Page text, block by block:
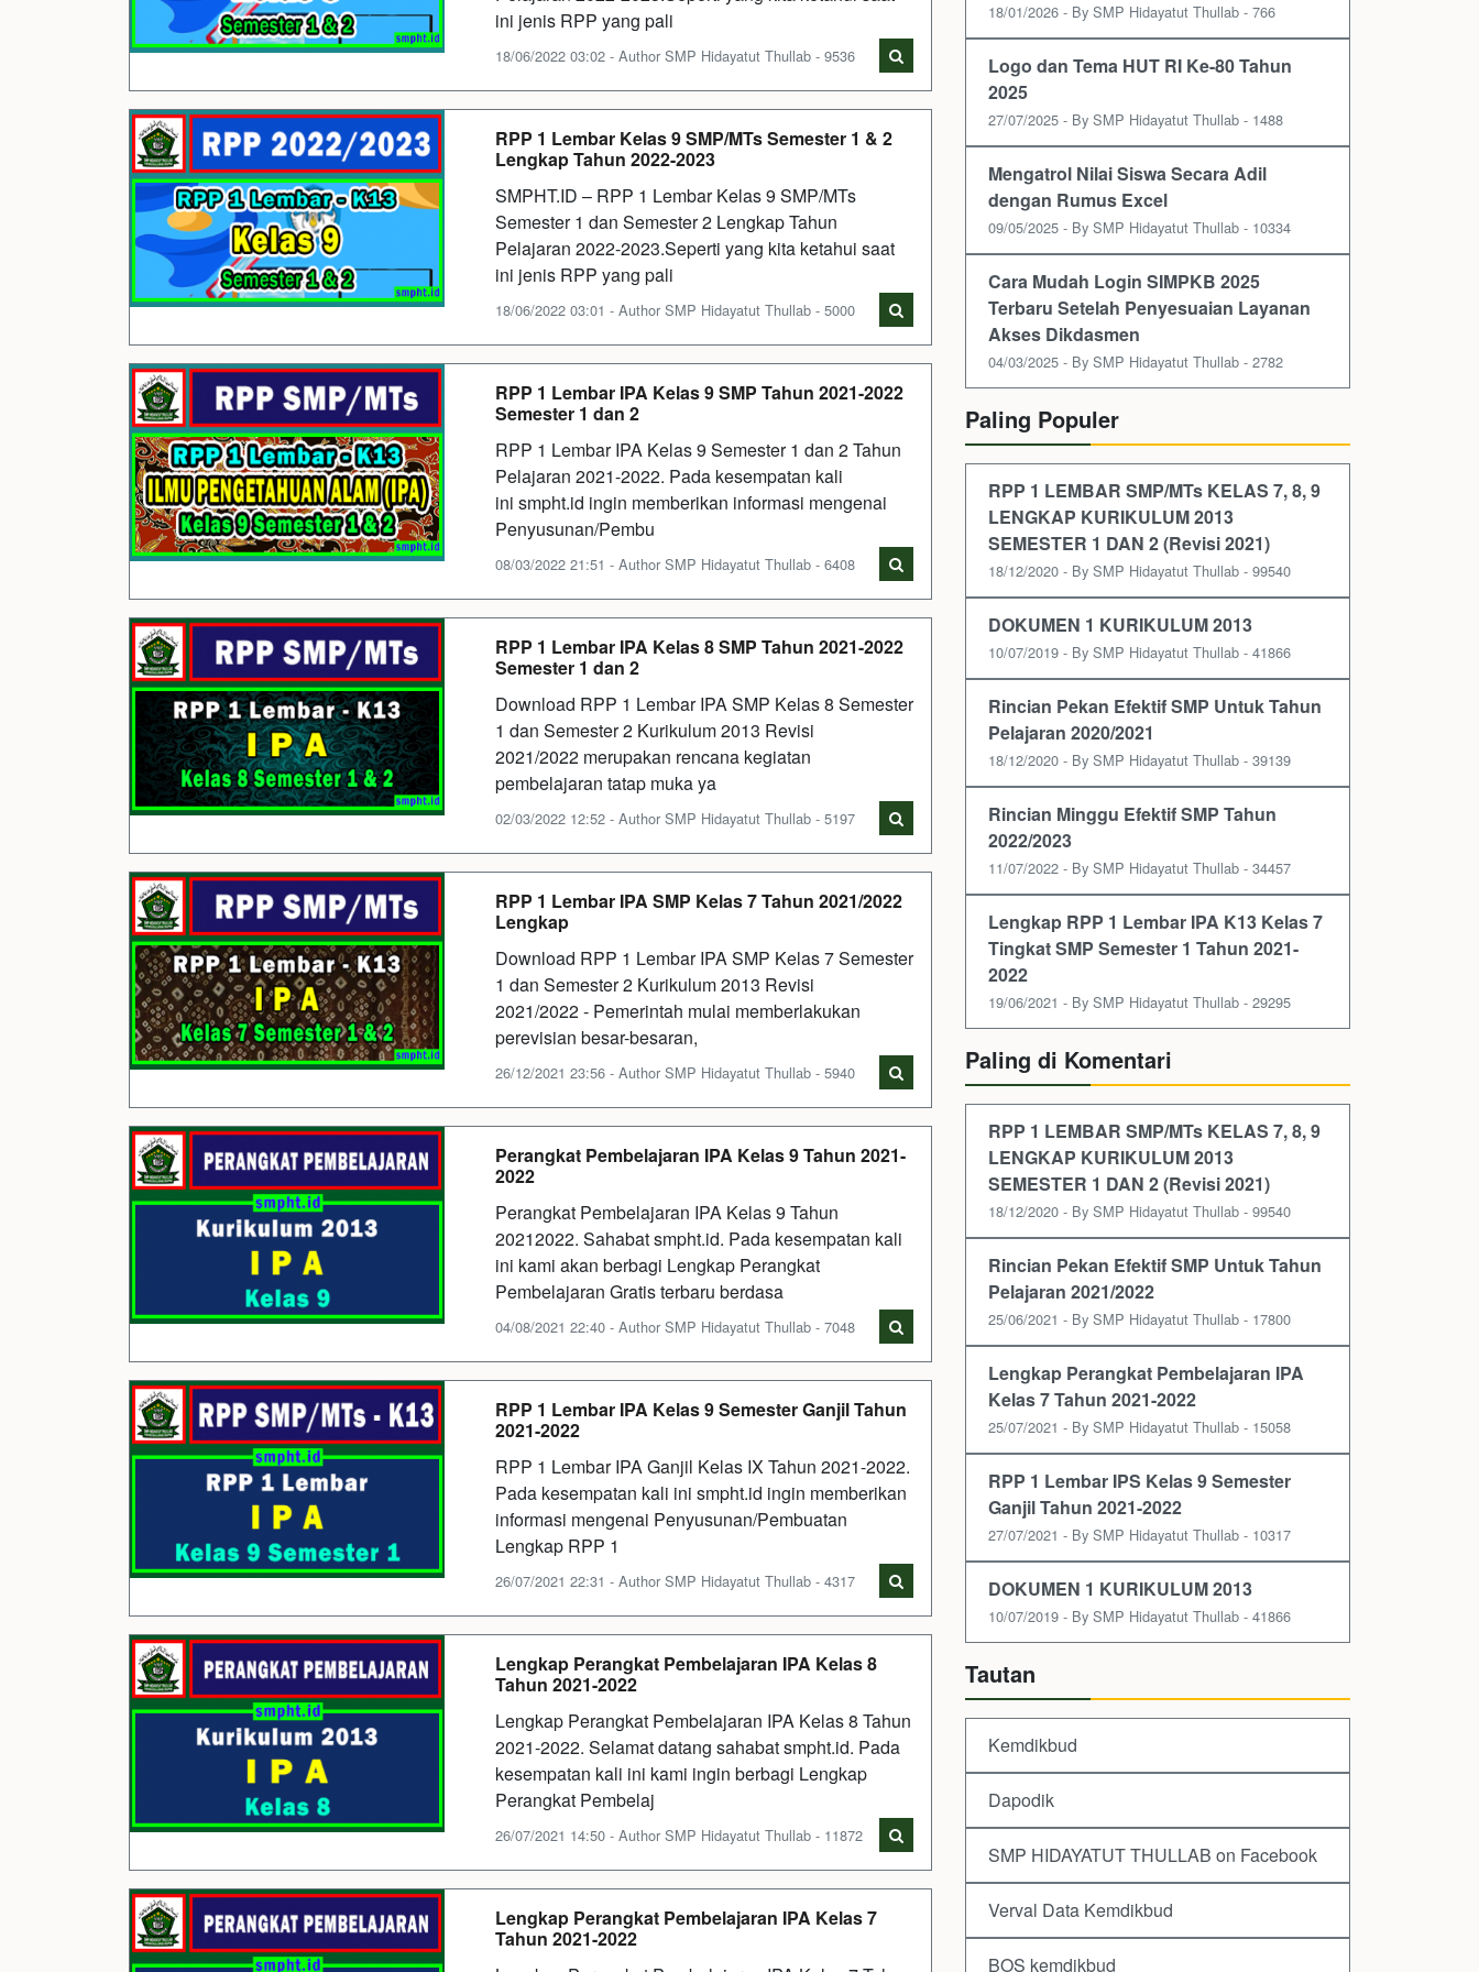
ini jenis RPP yang pali
18/06/2022 03:02 - Author SMP Hidayatut Thullab - 9536
RPP 1 Lembar Kelas 9 SMP/MTs Semester 1 & 2
Lengkap Tahun 2022-2023
SMPHT.ID – RPP 1 Lembar Kelas 9 SMP/MTs
Semester 1 dan Semester 2 Lengkap Tahun
Pelajaran 2022-2023.Seperti yang kita ketahui saat
ini jenis RPP yang pali
18/06/2022 03:01 - Author SMP Hidayatut Thullab - 5000
RPP 1 Lembar IPA Kelas 9 SMP Tahun 2021-2022
Semester 1 dan 2
RPP 1 Lembar IPA Kelas 9 Semester 1 dan 2 Tahun
Pelajaran 2021-2022. Pada kesempatan kali
ini smpht.id ingin memberikan informasi mengenai
Penyusunan/Pembu
08/03/2022 21:51 - Author SMP Hidayatut Thullab - 6408
RPP 1 Lembar IPA Kelas 8 SMP Tahun 2021-2022
Semester 1 dan 2
Download RPP 1 Lembar IPA SMP Kelas 8 Semester
1 dan Semester 2 Kurikulum 2013 Revisi
2021/2022 merupakan rencana kegiatan
pembelajaran tatap muka ya
02/03/2022 12:52 - Author SMP Hidayatut Thullab - 5197
RPP 1 Lembar IPA SMP Kelas 7 Tahun 2021/2022
Lengkap
Download RPP 1 Lembar IPA SMP Kelas 7 Semester
1 dan Semester 2 Kurikulum 2013 Revisi
2021/2022 - Pemerintah mulai memberlakukan
perevisian besar-besaran,
26/12/2021 23:56 - Author SMP Hidayatut Thullab - 5940
Perangkat Pembelajaran IPA Kelas 9 Tahun 2021-
2022
Perangkat Pembelajaran IPA Kelas 9 Tahun
20212022. Sahabat smpht.id. Pada kesempatan kali
ini kami akan berbagi Lengkap Perangkat
Pembelajaran Gratis terbaru berdasa
04/08/2021 22:40 - Author SMP Hidayatut Thullab - 7048
RPP 1 Lembar IPA Kelas 9 Semester Ganjil Tahun
2021-2022
RPP 1 Lembar IPA Ganjil Kelas IX Tahun 2021-2022.
Pada kesempatan kali ini smpht.id ingin memberikan
informasi mengenai Penyusunan/Pembuatan
Lengkap RPP 1
26/07/2021 22:31 - Author SMP Hidayatut Thullab - 4317
Lengkap Perangkat Pembelajaran IPA Kelas 8
Tahun 2021-2022
Lengkap Perangkat Pembelajaran IPA Kelas 8 Tahun
2021-2022. Selamat datang sahabat smpht.id. Pada
kesempatan kali ini kami ingin berbagi Lengkap
Perangkat Pembelaj
26/07/2021 14:50 - Author SMP Hidayatut Thullab - 11872
Lengkap Perangkat Pembelajaran IPA Kelas 7
Tahun 2021-2022
18/01/2026 - By SMP Hidayatut Thullab - 766
Logo dan Tema HUT RI Ke-80 Tahun
2025
27/07/2025 - By SMP Hidayatut Thullab - 1488
Mengatrol Nilai Siswa Secara Adil
dengan Rumus Excel
09/05/2025 - By SMP Hidayatut Thullab - 10334
Cara Mudah Login SIMPKB 2025
Terbaru Setelah Penyesuaian Layanan
Akses Dikdasmen
04/03/2025 - By SMP Hidayatut Thullab - 2782
Paling Populer
RPP 1 LEMBAR SMP/MTs KELAS 7, 8, 9
LENGKAP KURIKULUM 2013
SEMESTER 1 DAN 2 (Revisi 2021)
18/12/2020 - By SMP Hidayatut Thullab - 99540
DOKUMEN 1 KURIKULUM 2013
10/07/2019 - By SMP Hidayatut Thullab - 41866
Rincian Pekan Efektif SMP Untuk Tahun
Pelajaran 2020/2021
18/12/2020 - By SMP Hidayatut Thullab - 39139
Rincian Minggu Efektif SMP Tahun
2022/2023
11/07/2022 - By SMP Hidayatut Thullab - 34457
Lengkap RPP 1 Lembar IPA K13 Kelas 7
Tingkat SMP Semester 1 Tahun 2021-
2022
19/06/2021 - By SMP Hidayatut Thullab - 29295
Paling di Komentari
RPP 1 LEMBAR SMP/MTs KELAS 7, 8, 9
LENGKAP KURIKULUM 2013
SEMESTER 1 DAN 2 (Revisi 2021)
18/12/2020 - By SMP Hidayatut Thullab - 99540
Rincian Pekan Efektif SMP Untuk Tahun
Pelajaran 2021/2022
25/06/2021 - By SMP Hidayatut Thullab - 17800
Lengkap Perangkat Pembelajaran IPA
Kelas 7 Tahun 2021-2022
25/07/2021 - By SMP Hidayatut Thullab - 15058
RPP 1 Lembar IPS Kelas 9 Semester
Ganjil Tahun 2021-2022
27/07/2021 - By SMP Hidayatut Thullab - 10317
DOKUMEN 1 KURIKULUM 2013
10/07/2019 - By SMP Hidayatut Thullab - 41866
Tautan
Kemdikbud
Dapodik
SMP HIDAYATUT THULLAB on Facebook
Verval Data Kemdikbud
BOS kemdikbud